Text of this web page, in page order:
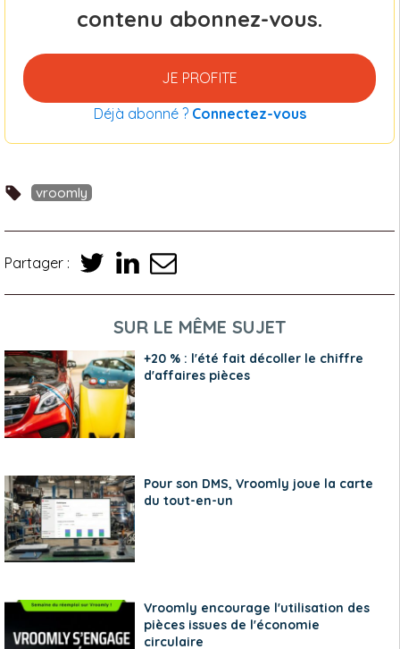
contenu abonnez-vous.
JE PROFITE
Déjà abonné ? Connectez-vous
vroomly
Partager :
SUR LE MÊME SUJET
+20 % : l'été fait décoller le chiffre
d'affaires pièces
Pour son DMS, Vroomly joue la carte
du tout-en-un
Vroomly encourage l'utilisation des
pièces issues de l'économie
circulaire